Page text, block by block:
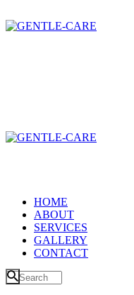
HOME
ABOUT
SERVICES
GALLERY
CONTACT